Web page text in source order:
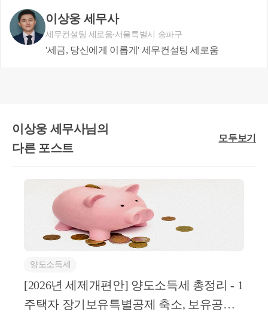
②
27년부터 국가간 가상자산에 대한 정보교환
를 유에하겠다는 입장입니다.
현재 가상자산 세금과 가상자산 자금출처조사 전문으로
코인이 탄생하기 전 부동산, 주식 등의 과세사례와는 비교
코인 매매방식만 하더라도 일반 매매, 알고리즘 매매, 차
국내와 국외거래소를 이용하는지, 개인지갑을 통한 거래
임을 납세자에게 돌리는 것으로 하여 과세할 수는 있겠지
이지 않을까 생각해봅니다.
이상웅 세무사
세무컨설팅 세로움 서울특별시 송파구
'세금, 당신에게 이롭게' 세무컨설팅 세로움
이상웅 세무사님의
다른 포스트
모두보기
양도소득세
[2026년 세제개편안] 양도소득세 총정리 - 1
주택자 장기보유특별공제 축소, 보유공제